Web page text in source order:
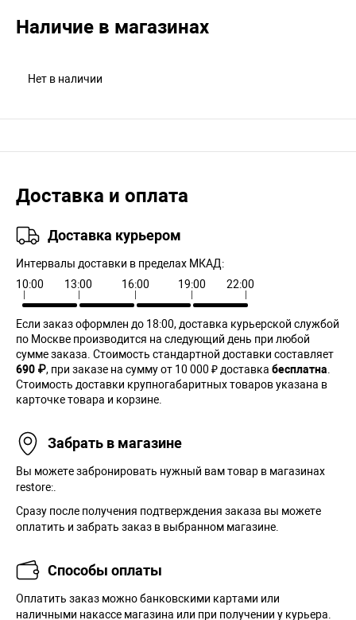
Наличие в магазинах
Нет в наличии
Доставка и оплата
Доставка курьером
Интервалы доставки в пределах МКАД:
10:00
13:00 16:00 19:00 22:00
Если заказ оформлен до 18:00, доставка курьерской службой
по Москве производится на следующий день при любой
сумме заказа. Cтоимость стандартной доставки составляет
690 ₽, при заказе на сумму от 10 000 ₽ доставка бесплатна
Стоимость доставки крупногабаритных товаров указана в
карточке товара и корзине.
Забрать в магазине
Вы можете забронировать нужный вам товар в магазинах
restore:.
Сразу после получения подтверждения заказа вы можете
оплатить и забрать заказ в выбранном магазине.
Способы оплаты
Оплатить заказ можно банковскими картами или
наличными накассе магазина или при получении у курьера.